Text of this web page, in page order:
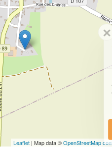
Leaflet | Map data ©OpenStreetMap
Vous
Augmentez
vos
nouveaux